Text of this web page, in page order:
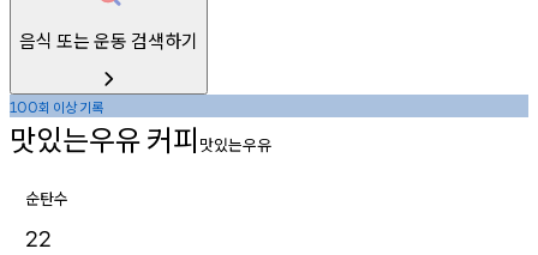
음식 또는 운동 검색하기
100회 이상기록
맛있는우유커피 맛있는우유
순탄수
22